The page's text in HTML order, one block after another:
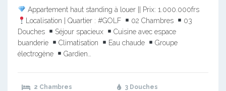
Appartement haut standing à louer || Prix: 1.000.000frs
Localisation | Quartier : #GOLF
02 Chambres
03
Douches
Séjour spacieux
Cuisine avec espace
buanderie
Climatisation Eau chaude
Groupe
électrogène
Gardien…
2 Chambres 3 Douches